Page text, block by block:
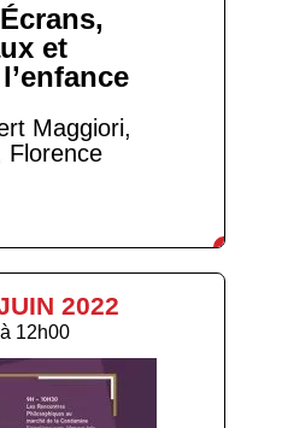
et
Maggiori,
Florence
2022
12h00